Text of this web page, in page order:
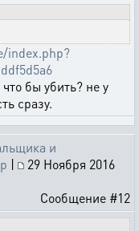
бы убить? не у
сразу.
и
|
29 Ноября 2016
Сообщение #12